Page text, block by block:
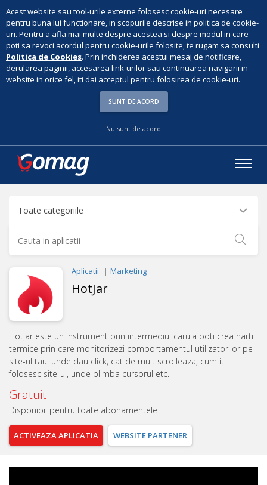
Acest website sau tool-urile externe folosesc cookie-uri necesare
pentru buna lui functionare, in scopurile descrise in politica de cookie-
uri. Pentru a afla mai multe despre acestea si despre modul in care
poti sa revoci acordul pentru cookie-urile folosite, te rugam sa consulti
Politica de Cookies. Prin inchiderea acestui mesaj de notificare,
derularea paginii, accesarea link-urilor sau continuarea navigarii in
website in orice fel, iti dai acceptul pentru folosirea de cookie-uri.
SUNT DE ACORD
Nu sunt de acord
Aplicatii Marketing
HotJar
Hotjar este un instrument prin intermediul caruia poti crea harti
termice prin care monitorizezi comportamentul utilizatorilor pe
site-ul tau: unde dau click, cat de mult scrolleaza, cum iti
folosesc site-ul, unde plimba cursorul etc.
Gratuit
Disponibil pentru toate abonamentele
ACTIVEAZAAPLICATIA WEBSITE PARTENER